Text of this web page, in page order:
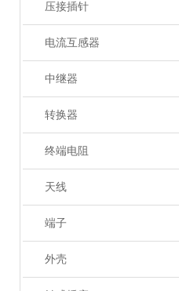
压接插针
电流互感器
中继器
转换器
终端电阻
天线
端子
外壳